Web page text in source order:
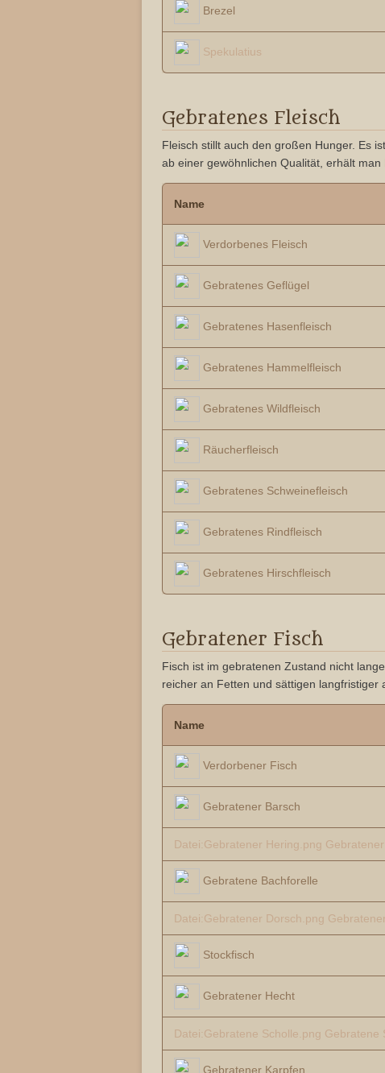
Brezel
Spekulatius
Gebratenes Fleisch
Fleisch stillt auch den großen Hunger. Es
ab einer gewöhnlichen Qualität, erhält man
Name
Verdorbenes Fleisch
Gebratenes Geflügel
Gebratenes Hasenfleisch
Gebratenes Hammelfleisch
Gebratenes Wildfleisch
Räucherfleisch
Gebratenes Schweinefleisch
Gebratenes Rindfleisch
Gebratenes Hirschfleisch
Gebratener Fisch
Fisch ist im gebratenen Zustand nicht
reicher an Fetten und sättigen langfristiger
Name
Verdorbener Fisch
Gebratener Barsch
Datei:Gebratener Hering.png
Gebratene Bachforelle
Datei:Gebratener Dorsch.png
Stockfisch
Gebratener Hecht
Datei:Gebratene Scholle.png Gebratene
Gebratener Karpfen